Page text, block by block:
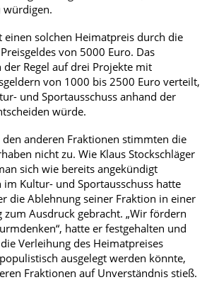
würdigen.
einen solchen Heimatpreis durch die
von 5000 Euro. Das
Regel auf drei Projekte mit
von 1000 bis 2500 Euro verteilt,
und Sportausschuss anhand der
würde.
den anderen Fraktionen stimmten die
nicht zu. Wie Klaus Stockschläger
sich wie bereits angekündigt
im Kultur- und Sportausschuss hatte
die Ablehnung seiner Fraktion in einer
zum Ausdruck gebracht. „Wir fördern
hatte er festgehalten und
Verleihung des Heimatpreises
ausgelegt werden könnte,
Fraktionen auf Unverständnis stieß.